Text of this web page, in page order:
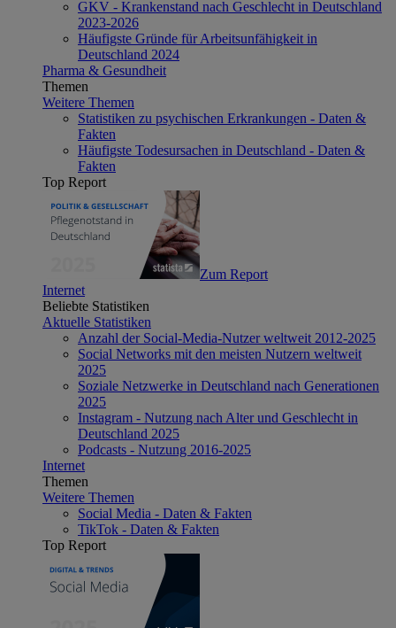
GKV - Krankenstand nach Geschlecht in Deutschland
2023-2026
Häufigste Gründe für Arbeitsunfähigkeit in
Deutschland 2024
Pharma & Gesundheit
Themen
Weitere Themen
Statistiken zu psychischen Erkrankungen - Daten &
Fakten
Häufigste Todesursachen in Deutschland - Daten &
Fakten
Top Report
Zum Report
Internet
Beliebte Statistiken
Aktuelle Statistiken
Anzahl der Social-Media-Nutzer weltweit 2012-2025
Social Networks mit den meisten Nutzern weltweit
2025
Soziale Netzwerke in Deutschland nach Generationen
2025
Instagram - Nutzung nach Alter und Geschlecht in
Deutschland 2025
Podcasts - Nutzung 2016-2025
Internet
Themen
Weitere Themen
Social Media - Daten & Fakten
TikTok - Daten & Fakten
Top Report